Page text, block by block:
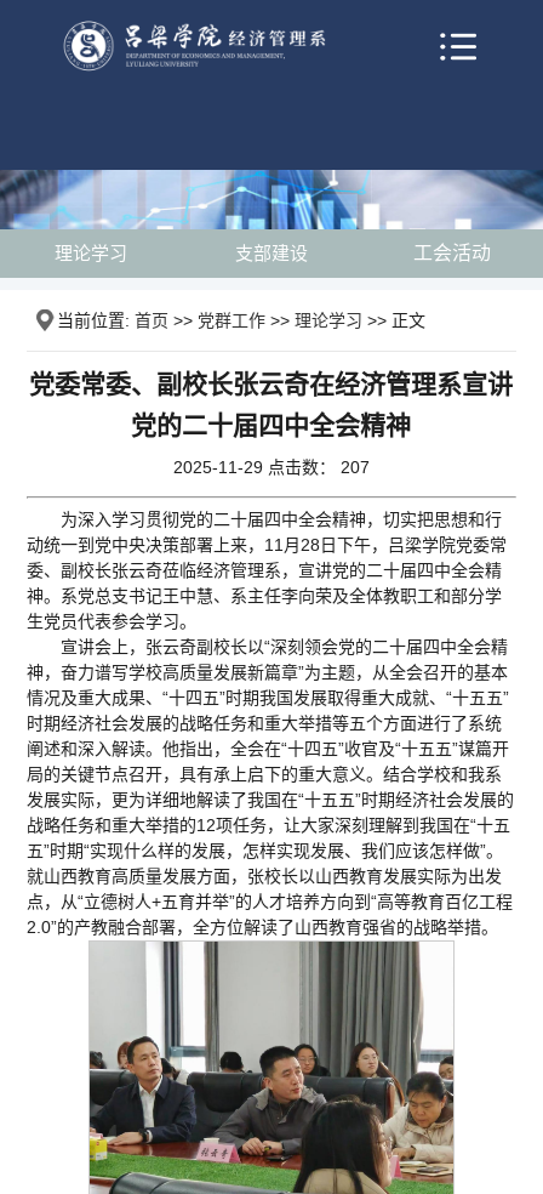
理论学习 支部建设 工会活动
当前位置:首页 >> 党群工作 >>理论学习 >> 正文
党委常委、副校长张云奇在经济管理系宣讲
党的二十届四中全会精神
2025-11-29 点击数： 207
为深入学习贯彻党的二十届四中全会精神，切实把思想和行
动统一到党中央决策部署上来，11月28日下午，吕梁学院党委常
委、副校长张云奇莅临经济管理系，宣讲党的二十届四中全会精
神。系党总支书记王中慧、系主任李向荣及全体教职工和部分学
生党员代表参会学习。
宣讲会上，张云奇副校长以“深刻领会党的二十届四中全会精
神，奋力谱写学校高质量发展新篇章”为主题，从全会召开的基本
情况及重大成果、“十四五”时期我国发展取得重大成就、“十五五”
时期经济社会发展的战略任务和重大举措等五个方面进行了系统
阐述和深入解读。他指出，全会在“十四五”收官及“十五五”谋篇开
局的关键节点召开，具有承上启下的重大意义。结合学校和我系
发展实际，更为详细地解读了我国在“十五五”时期经济社会发展的
战略任务和重大举措的12项任务，让大家深刻理解到我国在“十五
五”时期“实现什么样的发展，怎样实现发展、我们应该怎样做”。
就山西教育高质量发展方面，张校长以山西教育发展实际为出发
点，从“立德树人+五育并举”的人才培养方向到“高等教育百亿工程
2.0”的产教融合部署，全方位解读了山西教育强省的战略举措。